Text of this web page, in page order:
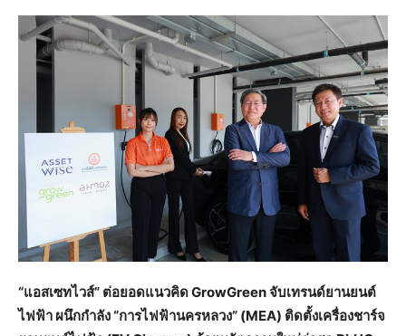
“แอสเซทไวส์” ต่อยอดแนวคิด GrowGreen จับเทรนด์ยานยนต์
ไฟฟ้า ผนึกกำลัง “การไฟฟ้านครหลวง” (MEA) ติดตั้งเครื่องชาร์จ